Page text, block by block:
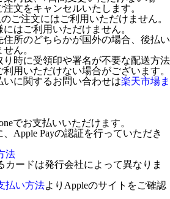
文をキャンセルいたします。
ご注文にはご利用いただけません。
はご利用いただけません。
所のどちらかが国外の場合、後払い
ん。
時に受領印や署名が不要な配送方法
用いただけない場合がございます。
に関するお問い合わせは楽天市場ま
でお支払いいただけます。
Apple Payの認証を行っていただき
法
カードは発行会社によって異なりま
払い方法よりAppleのサイトをご確認